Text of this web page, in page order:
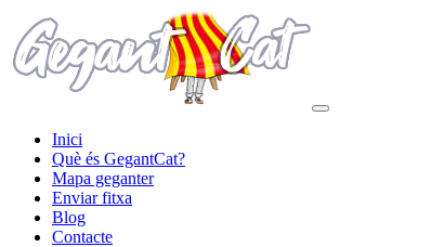
Inici
Què és GegantCat?
Mapa geganter
Enviar fitxa
Blog
Contacte